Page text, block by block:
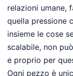
relazioni umane,
quella pressione
insieme le cose
scalabile, non
e proprio per
Ogni pezzo è